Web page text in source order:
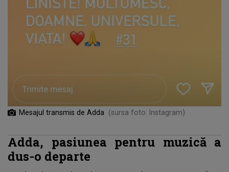
Mesajul transmis de Adda (sursa foto: Instagram)
Adda, pasiunea pentru muzică a
dus-o departe